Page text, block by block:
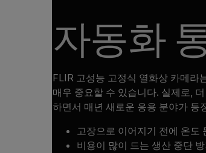
자동화
FLIR 고성능 고정식 열화상 카메라
매우 중요할 수 있습니다. 실제로,
하면서 매년 새로운 응용 분야가 등
고장으로 이어지기 전에 온도
비용이 많이 드는 생산 중단 방